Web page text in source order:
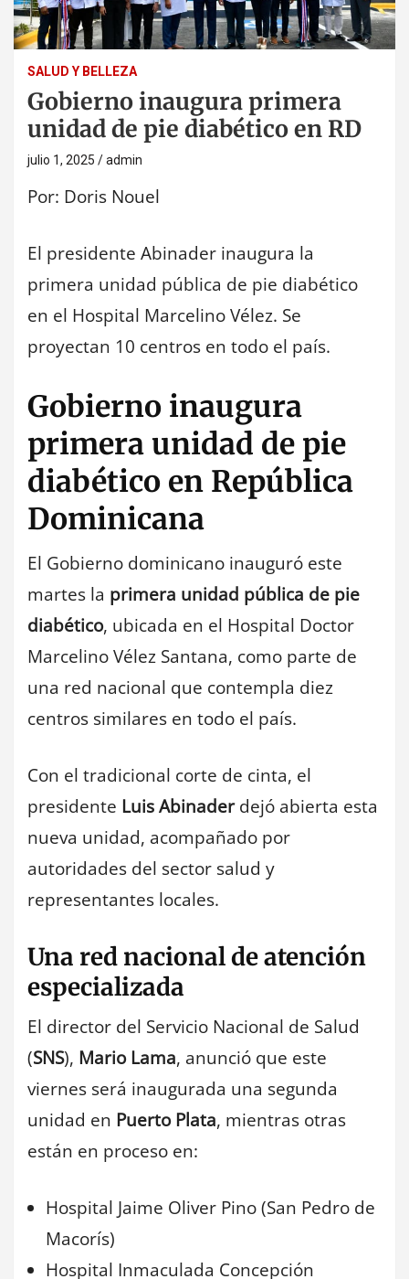
SALUD Y BELLEZA
Gobierno inaugura primera
unidad de pie diabético en RD
julio 1, 2025 admin
Por: Doris Nouel
El presidente Abinader inaugura la
primera unidad pública de pie diabético
en el Hospital Marcelino Vélez. Se
proyectan 10 centros en todo el país.
Gobierno inaugura
primera unidad de pie
diabético en República
Dominicana
El Gobierno dominicano inauguró este
martes la primera unidad pública de pie
diabético, ubicada en el Hospital Doctor
Marcelino Vélez Santana, como parte de
una red nacional que contempla diez
centros similares en todo el país.
Con el tradicional corte de cinta, el
presidente Luis Abinaderdejó abierta esta
nueva unidad, acompañado por
autoridades del sector salud y
representantes locales.
Una red nacional de atención
especializada
El director del Servicio Nacional de Salud
(SNS), Mario Lama, anunció que este
viernes será inaugurada una segunda
unidad en Puerto Plata, mientras otras
están en proceso en:
Hospital Jaime Oliver Pino (San Pedro de
Macorís)
Hospital Inmaculada Concepción